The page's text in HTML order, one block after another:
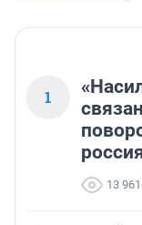
1
13 961